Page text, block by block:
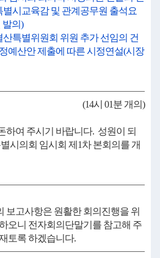
시교육감 및 관계공무원 출석요
발의)
특별위원회 위원 추가 선임의 건
예산안 제출에 따른 시정연설(시장
(14시 01분 개의)
하여 주시기 바랍니다. 성원이 되
시의회 임시회 제1차 본회의를 개
보고사항은 원활한 회의진행을 위
오니 전자회의단말기를 참고해 주
토록 하겠습니다.